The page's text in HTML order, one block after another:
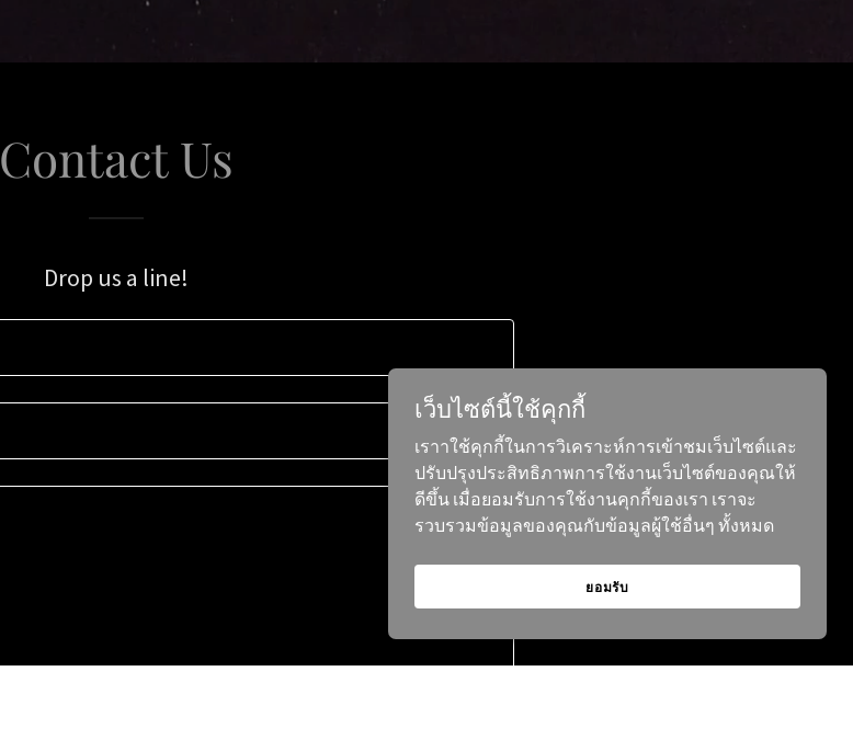
Contact Us
Drop us a line!
เว็บไซต์นี้ใช้คุกกี้
เราาใช้คุกกี้ในการวิเคราะห์การเข้าชมเว็บไซต์และ
ปรับปรุงประสิทธิภาพการใช้งานเว็บไซต์ของคุณให้
ดีขึ้น เมื่อยอมรับการใช้งานคุกกี้ของเรา เราจะ
รวบรวมข้อมูลของคุณกับข้อมูลผู้ใช้อื่นๆ ทั้งหมด
ยอมรับ